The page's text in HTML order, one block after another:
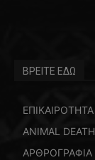
ΒΡΕΙΤΕ ΕΔΩ
ΕΠΙΚΑΙΡΟΤΗΤΑ
ANIMAL
ΑΡΘΡΟΓΡΑΦΙΑ